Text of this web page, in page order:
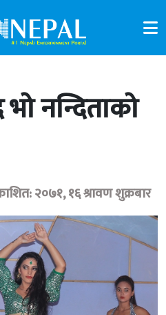
नन्दिताको
२०७१, १६ श्रावण शुक्रबार